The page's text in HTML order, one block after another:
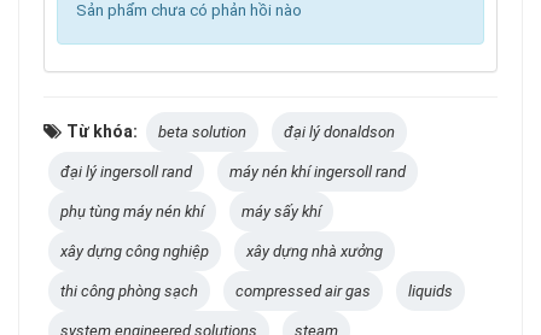
Sản phẩm chưa có phản hồi nào
Từ khóa: beta solution đại lý donaldson
đại lý ingersoll rand máy nén khí ingersoll rand
phụ tùng máy nén khí máy sấy khí
xây dựng công nghiệp xây dựng nhà xưởng
thi công phòng sạch compressed air gas liquids
system engineered solutions steam